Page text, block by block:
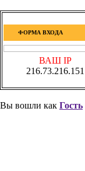
ФОРМА ВХОДА
ВАШ IP
216.73.216.151
Вы вошли как Гость